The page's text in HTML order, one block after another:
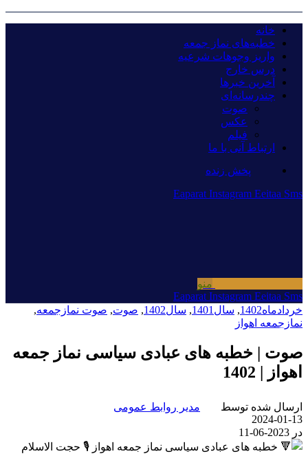
خانه
خطبه‌های نماز جمعه
واریز وجوهات شرعیه
درس خارج
آخرین خبرها
چندرسانه‌ای
صوت
عکس
فیلم
ارتباط آنی با ما
پخش زنده
Eaparat Instagram Eeitaa Sms
منو
Eaparat Instagram Eeitaa Sms
خردادماه1402
, سال1401 , سال1402 , صوت, صوت نمازجمعه,
نمازجمعه اهواز
صوت | خطبه های عبادی سیاسی نماز جمعه
اهواز | 1402
ارسال شده توسط
مدیر روابط عمومی
2024-01-13
در 2023-06-11